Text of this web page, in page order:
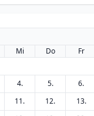
Mi Do Fr
4. 5. 6.
11. 12. 13.